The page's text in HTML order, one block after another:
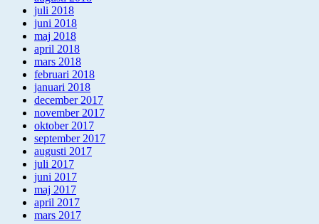
juli 2018
juni 2018
maj 2018
april 2018
mars 2018
februari 2018
januari 2018
december 2017
november 2017
oktober 2017
september 2017
augusti 2017
juli 2017
juni 2017
maj 2017
april 2017
mars 2017